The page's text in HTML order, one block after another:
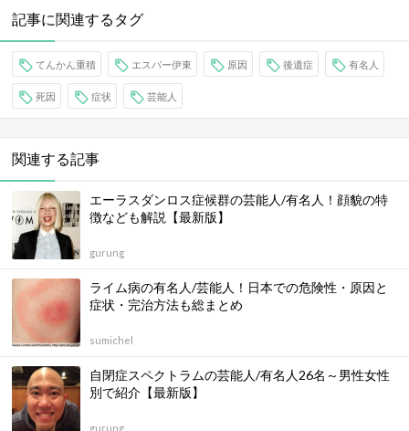
記事に関連するタグ
てんかん重積 エスパー伊東 原因 後遺症 有名人
死因 症状 芸能人
関連する記事
エーラスダンロス症候群の芸能人/有名人！顔貌の特
徴なども解説【最新版】
gurung
ライム病の有名人/芸能人！日本での危険性・原因と
症状・完治方法も総まとめ
sumichel
自閉症スペクトラムの芸能人/有名人26名～男性女性
別で紹介【最新版】
gurung